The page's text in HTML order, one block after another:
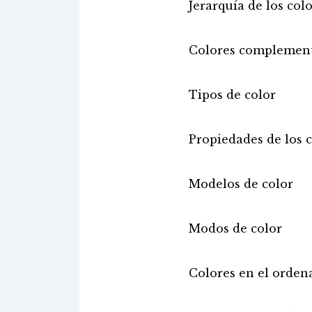
Jerarquía de los
Colores
Tipos de color
Propiedades de los
Modelos de color
Modos de color
Colores en el